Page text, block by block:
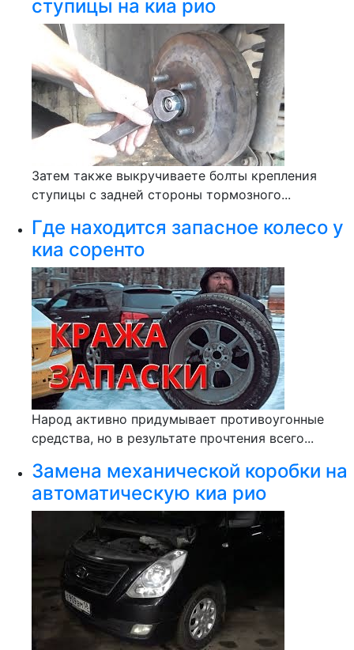
ступицы на киа рио
Затем также выкручиваете болты крепления
ступицы с задней стороны тормозного...
Где находится запасное колесо у
киа соренто
Народ активно придумывает противоугонные
средства, но в результате прочтения всего...
Замена механической коробки на
автоматическую киа рио